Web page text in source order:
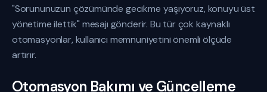
"Sorununuzun çözümünde gecikme yaşıyoruz, konuyu üst
yönetime ilettik" mesajı gönderir. Bu tür çok kaynaklı
otomasyonlar, kullanıcı memnuniyetini önemli ölçüde
artırır.
Otomasyon Bakımı ve Güncelleme